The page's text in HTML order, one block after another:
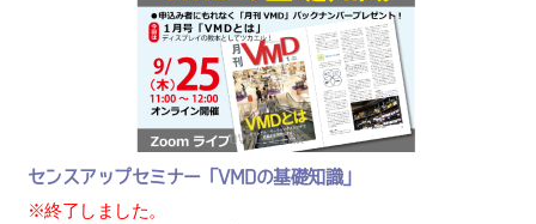
センスアップセミナー「VMDの基礎知識」
※終了しました。